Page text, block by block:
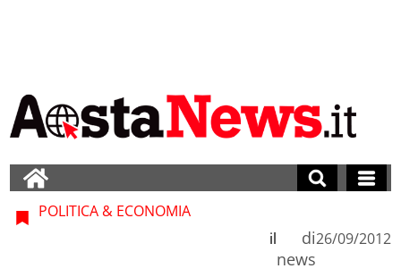
POLITICA & ECONOMIA
di
news
il 26/09/2012